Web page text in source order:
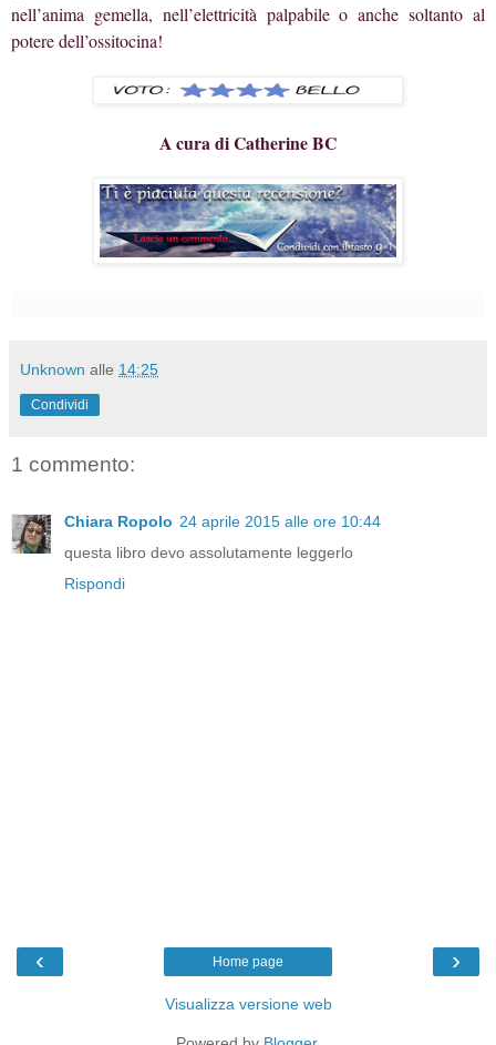
nell’anima gemella, nell’elettricità palpabile o anche soltanto al
potere dell’ossitocina!
A cura di Catherine BC
Unknown alle 14:25
Condividi
1 commento:
Chiara Ropolo 24 aprile 2015 alle ore 10:44
questa libro devo assolutamente leggerlo
Rispondi
‹ ›
Home page
Visualizza versione web